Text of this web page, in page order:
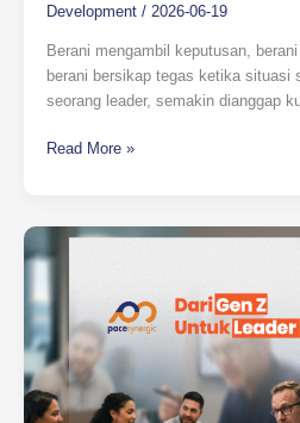
Development/ 2026-06-19
Berani mengambil keputusan,
berani bersikap tegas ketika situasi
seorang leader, semakin dianggap
Read More »
Dari
Gen
Leader